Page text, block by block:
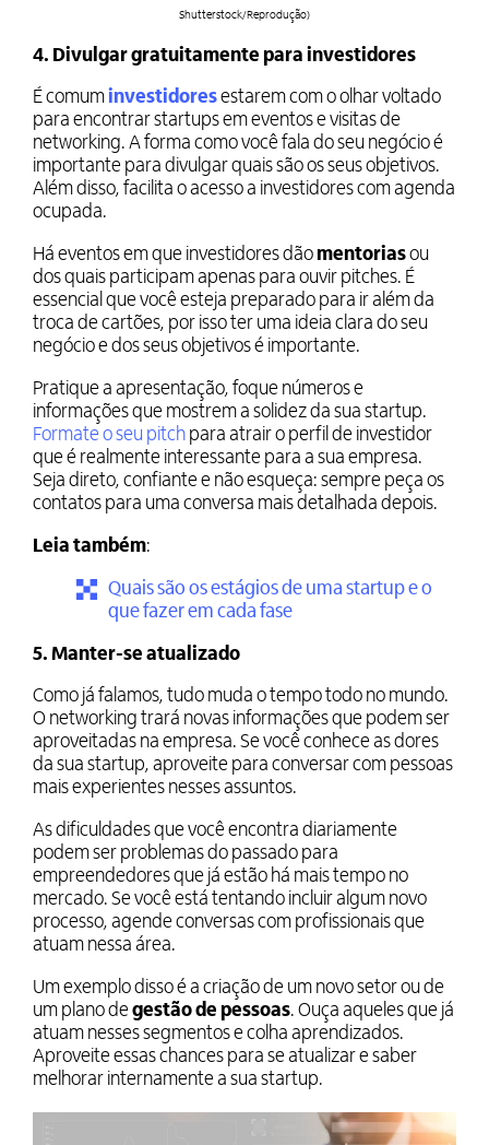
Shutterstock/Reprodução)
4. Divulgar gratuitamente para investidores
É comum investidoresestarem com o olhar voltado
para encontrar startups em eventos e visitas de
networking. A forma como você fala do seu negócio é
importante para divulgar quais são os seus objetivos.
Além disso, facilita o acesso a investidores com agenda
ocupada.
Há eventos em que investidores dão mentoriasou
dos quais participam apenas para ouvir pitches. É
essencial que você esteja preparado para ir além da
troca de cartões, por isso ter uma ideia clara do seu
negócio e dos seus objetivos é importante.
Pratique a apresentação, foque números e
informações que mostrem a solidez da sua startup.
Formate o seu pitch para atrair o perfil de investidor
que é realmente interessante para a sua empresa.
Seja direto, confiante e não esqueça: sempre peça os
contatos para uma conversa mais detalhada depois.
Leia também:
Quais são os estágios de uma startup e o
que fazer em cada fase
5. Manter-se atualizado
Como já falamos, tudo muda o tempo todo no mundo.
O networking trará novas informações que podem ser
aproveitadas na empresa. Se você conhece as dores
da sua startup, aproveite para conversar com pessoas
mais experientes nesses assuntos.
As dificuldades que você encontra diariamente
podem ser problemas do passado para
empreendedores que já estão há mais tempo no
mercado. Se você está tentando incluir algum novo
processo, agende conversas com profissionais que
atuam nessa área.
Um exemplo disso é a criação de um novo setor ou de
um plano degestão de pessoas. Ouça aqueles que já
atuam nesses segmentos e colha aprendizados.
Aproveite essas chances para se atualizar e saber
melhorar internamente a sua startup.